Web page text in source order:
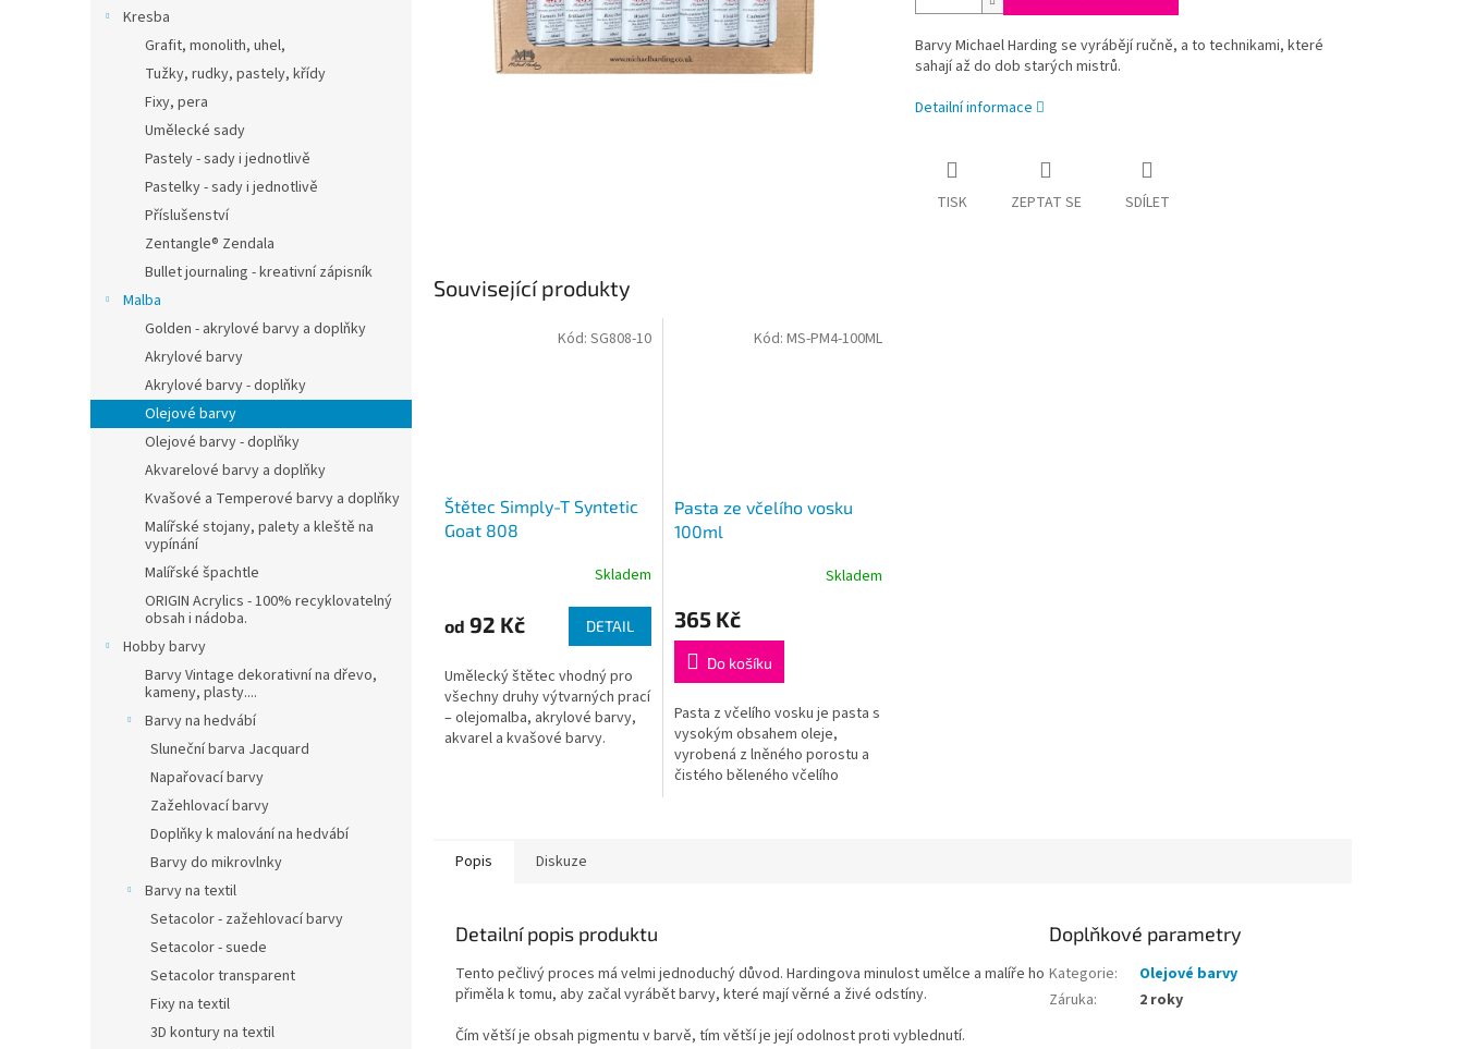
Kresba
Grafit, monolith, uhel,
Tužky, rudky, pastely, křídy
Fixy, pera
Umělecké sady
Pastely - sady i jednotlivě
Pastelky - sady i jednotlivě
Příslušenství
Zentangle® Zendala
Bullet journaling - kreativní zápisník
Malba
Golden - akrylové barvy a doplňky
Akrylové barvy
Akrylové barvy - doplňky
Olejové barvy
Olejové barvy - doplňky
Akvarelové barvy a doplňky
Kvašové a Temperové barvy a doplňky
Malířské stojany, palety a kleště na
vypínání
Malířské špachtle
ORIGIN Acrylics - 100% recyklovatelný
obsah i nádoba.
Hobby barvy
Barvy Vintage dekorativní na dřevo,
kameny, plasty....
Barvy na hedvábí
Sluneční barva Jacquard
Napařovací barvy
Zažehlovací barvy
Doplňky k malování na hedvábí
Barvy do mikrovlnky
Barvy na textil
Setacolor - zažehlovací barvy
Setacolor - suede
Setacolor transparent
Fixy na textil
3D kontury na textil
Barvy Michael Harding se vyrábějí ručně, a to technikami, které
sahají až do dob starých mistrů.
Detailní informace
TISK ZEPTAT SE SDÍLET
Související produkty
Štětec Simply-T Syntetic
Goat 808
Skladem
od 92 Kč DETAIL
Umělecký štětec vhodný pro
všechny druhy výtvarných prací
– olejomalba, akrylové barvy,
akvarel a kvašové barvy.
Kód: SG808-10
Pasta ze včelího vosku
100ml
Skladem
365 Kč
Do košíku
Pasta z včelího vosku je pasta s
vysokým obsahem oleje,
vyrobená z lněného porostu a
čistého běleného včelího
Kód: MS-PM4-100ML
Popis Diskuze
Detailní popis produktu
Tento pečlivý proces má velmi jednoduchý důvod. Hardingova minulost umělce a malíře ho
přiměla k tomu, aby začal vyrábět barvy, které mají věrné a živé odstíny.
Čím větší je obsah pigmentu v barvě, tím větší je její odolnost proti vyblednutí.
Doplňkové parametry
Kategorie:
Olejové barvy
Záruka: 2 roky